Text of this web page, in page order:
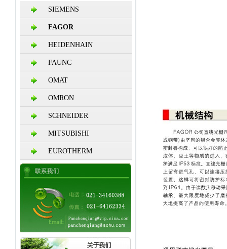
SIEMENS
FAGOR
HEIDENHAIN
FAUNC
OMAT
OMRON
SCHNEIDER
MITSUBISHI
EUROTHERM